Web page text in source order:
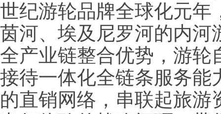
世纪游轮品牌全球化元年
茵河、埃及尼罗河的内河
全产业链整合优势，游轮
接待一体化全链条服务能
的直销网络，串联起旅